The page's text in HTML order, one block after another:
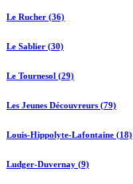
Le Rucher (36)
Le Sablier (30)
Le Tournesol (29)
Les Jeunes Découvreurs (79)
Louis-Hippolyte-Lafontaine (18)
Ludger-Duvernay (9)